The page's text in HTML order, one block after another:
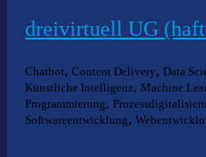
dreivirtuell UG
Chatbot, Content Delivery, Data
Künstliche Intelligenz, Machine
Programmierung,
Softwareentwicklung,